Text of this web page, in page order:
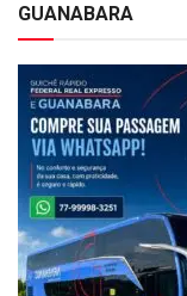
GUANABARA